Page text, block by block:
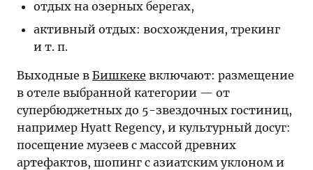
отдых на озерных берегах,
активный отдых: восхождения, трекинг
и т. п.
Выходные в Бишкеке включают: размещение
в отеле выбранной категории — от
супербюджетных до 5-звездочных гостиниц,
например Hyatt Regency, и культурный досуг:
посещение музеев с массой древних
артефактов, шопинг с азиатским уклоном и